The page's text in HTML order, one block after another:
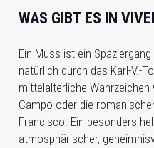
WAS GIBT ES IN
Ein Muss ist ein
natürlich durch das Karl-V.-
mittelalterliche Wahrzeichen
Campo oder die
Francisco. Ein besonders
atmosphärischer,